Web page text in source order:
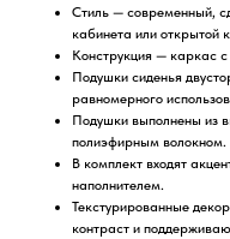
Стиль — современный,
кабинета или открытой
Конструкция — каркас
Подушки сиденья
равномерного
Подушки выполнены из
полиэфирным волокном.
В комплект входят
наполнителем.
Текстурированные
контраст и